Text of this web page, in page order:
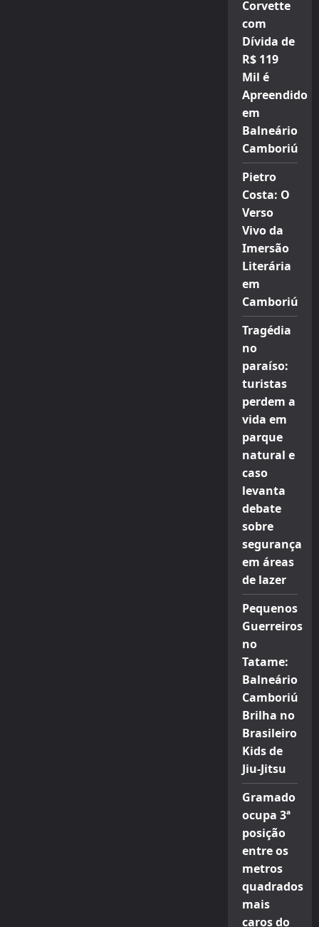
Corvette
com
Dívida de
R$ 119
Mil é
Apreendido
em
Balneário
Camboriú
Pietro
Costa: O
Verso
Vivo da
Imersão
Literária
em
Camboriú
Tragédia
no
paraíso:
turistas
perdem a
vida em
parque
natural e
caso
levanta
debate
sobre
segurança
em áreas
de lazer
Pequenos
Guerreiros
no
Tatame:
Balneário
Camboriú
Brilha no
Brasileiro
Kids de
Jiu-Jitsu
Gramado
ocupa 3ª
posição
entre os
metros
quadrados
mais
caros do